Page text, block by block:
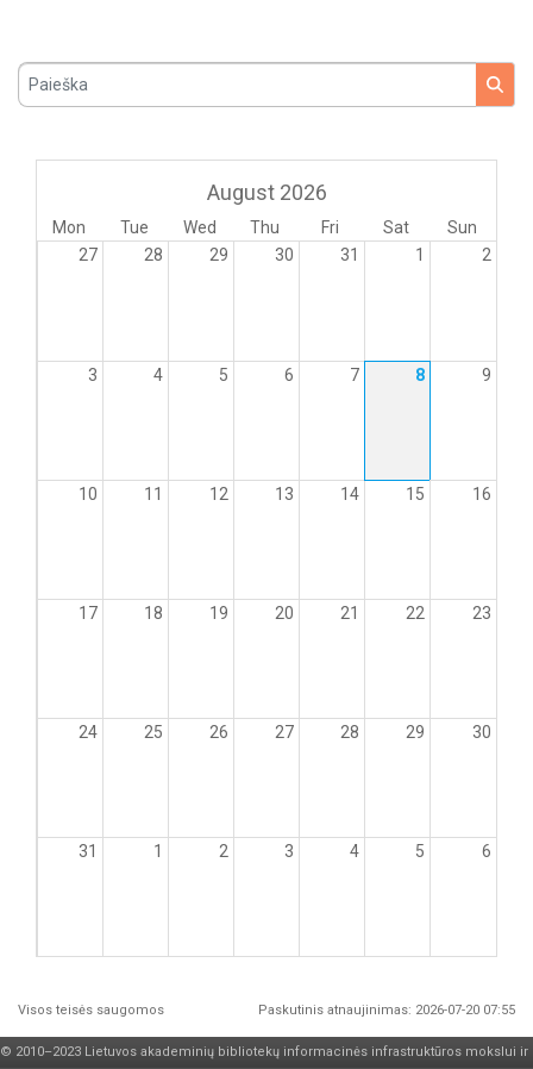
Paieška
August 2026
Mon Tue Wed Thu Fri Sat
Sun
27
28 29 30 31 1 2
3 4 5 6 7 8 9
10 11 12 13 14 15 16
17 18 19 20 21 22 23
24 25 26 27 28 29 30
31 1 2 3 4 5 6
Visos teisės saugomos Paskutinis atnaujinimas: 2026-07-20 07:55
© 2010–2023 Lietuvos akademinių bibliotekų informacinės infrastruktūros mokslui ir